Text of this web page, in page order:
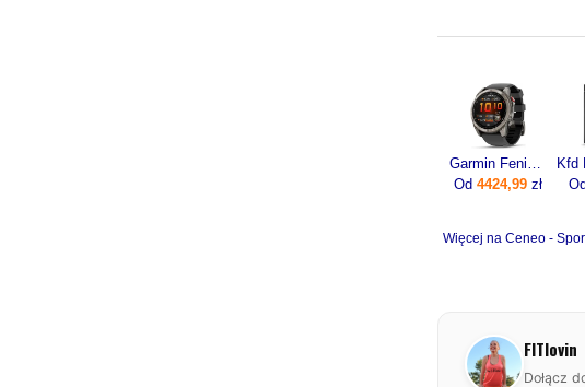
Garmin Fenix 8 Pro 51mm Grafitowy
Od 4424,99 zł
Od
Więcej na Ceneo -
FITlovin
Dołącz